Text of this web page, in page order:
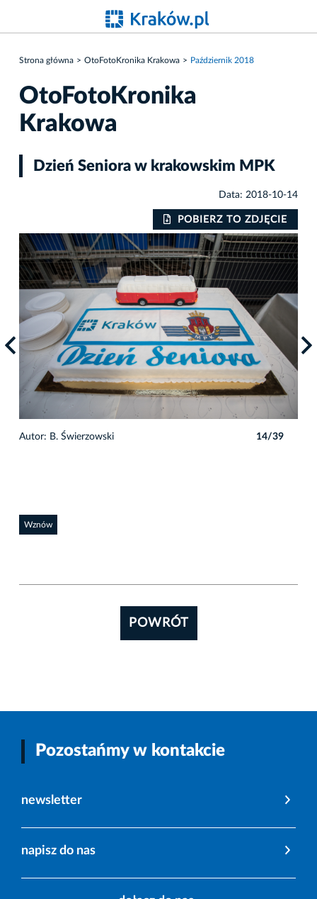
Strona główna OtoFotoKronika Krakowa Październik 2018
OtoFotoKronika
Krakowa
Dzień Seniora w krakowskim MPK
Data: 2018-10-14
POBIERZ TO ZDJĘCIE
Autor: B. Świerzowski 14/39
Wznów
POWRÓT
Pozostańmy w kontakcie
newsletter
napisz do nas